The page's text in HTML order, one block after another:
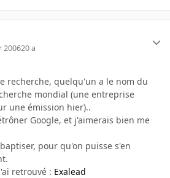
200620 a
recherche, quelqu'un a le nom du
mondial (une entreprise
une émission hier)..
Google, et j'aimerais bien me
pour qu'on puisse s'en
retrouvé : Exalead